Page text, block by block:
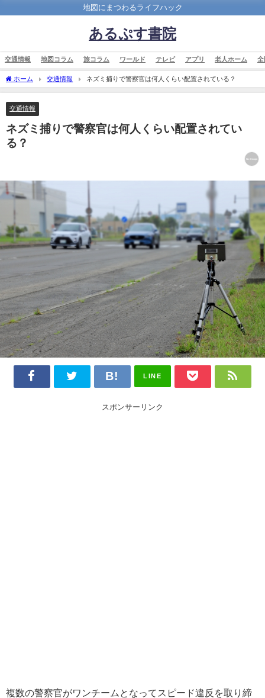
地図にまつわるライフハック
あるぷす書院
交通情報 地図コラム 旅コラム ワールド テレビ アプリ 老人ホーム 全
ホーム 交通情報 ネズミ捕りで警察官は何人くらい配置されている？
交通情報
ネズミ捕りで警察官は何人くらい配置されてい
る？
LINE
スポンサーリンク
複数の警察官がワンチームとなってスピード違反を取り締